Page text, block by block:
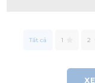
Tất cả 1 2